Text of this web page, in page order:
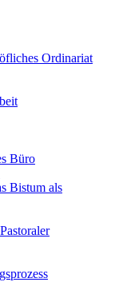
Ordinariat
Büro
Bistum als
Pastoraler